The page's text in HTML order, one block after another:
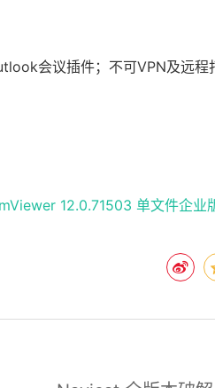
会议插件；不可VPN及远程
12.0.71503 单文件企业